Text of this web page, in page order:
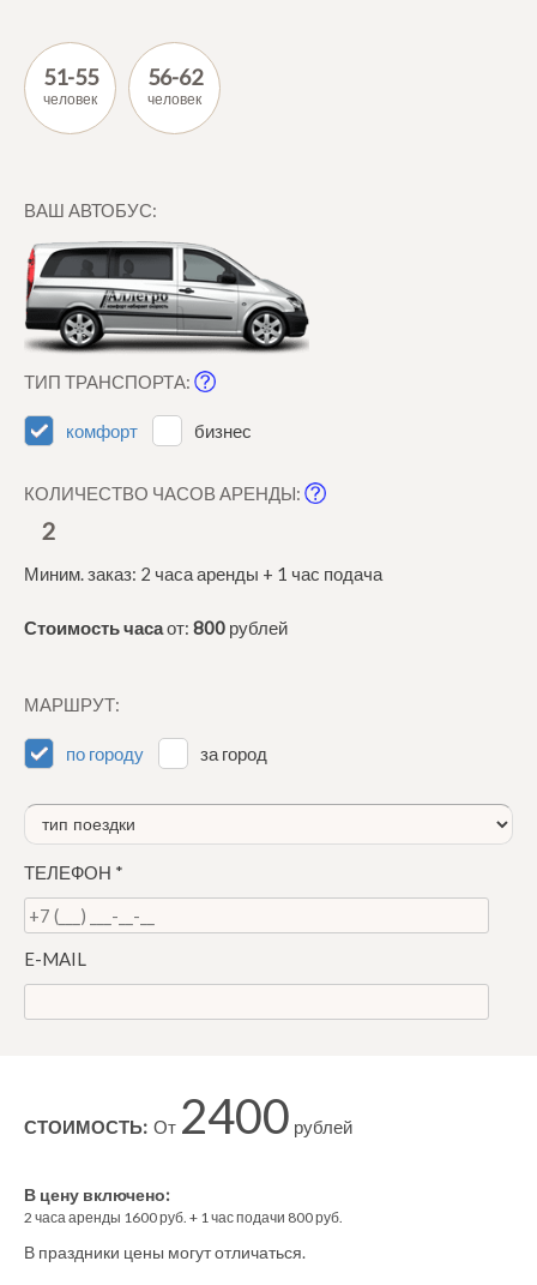
51-55
человек
56-62
человек
ВАШ АВТОБУС:
ТИП ТРАНСПОРТА:
комфорт бизнес
КОЛИЧЕСТВО ЧАСОВ АРЕНДЫ:
2
Миним. заказ: 2 часа аренды + 1 час подача
Стоимость часаот: 800 рублей
МАРШРУТ:
по городу за город
ТЕЛЕФОН *
E-MAIL
СТОИМОСТЬ: От 2400 рублей
В цену включено:
2 часа аренды 1600руб. + 1 часподачи 800руб.
В праздники цены могут отличаться.